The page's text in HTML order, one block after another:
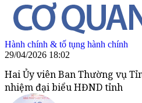
Hành chính & tố tụng hành chính
29/04/2026 18:02
Hai Ủy viên Ban Thường vụ
nhiệm đại biểu HĐND tỉnh